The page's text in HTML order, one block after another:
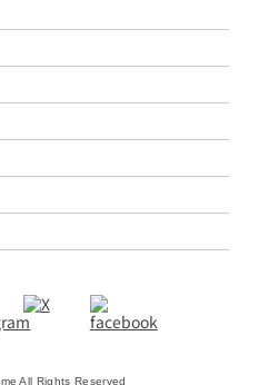
All Rights Reserved